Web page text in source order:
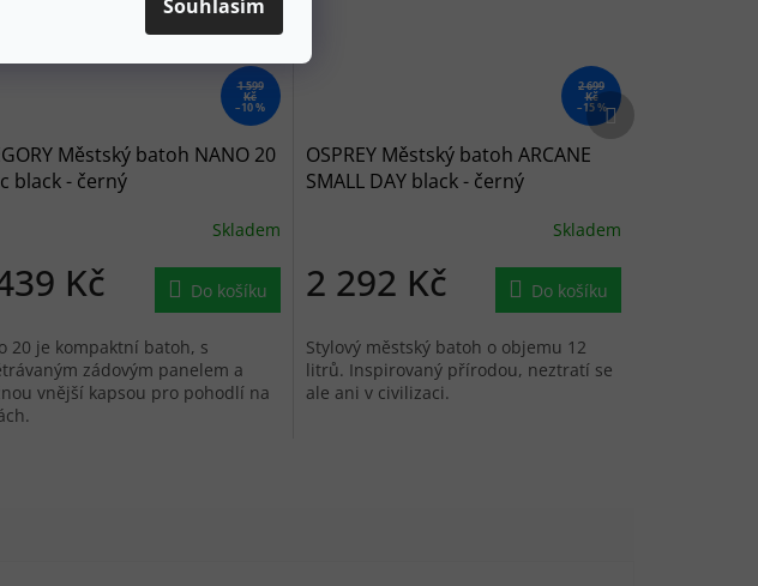
Souhlasím
1 599
Kč
–10 %
Městský batoh NANO 20
black - černý
Skladem
Kč Do košíku
20 je kompaktní batoh, s
zádovým panelem a
vnější kapsou pro pohodlí na
2 699
Kč
–15 %
OSPREY Městský batoh ARCANE
SMALL DAY black - černý
Skladem
2 292 Kč Do košíku
Stylový městský batoh o objemu 12
litrů. Inspirovaný přírodou, neztratí se
ale ani v civilizaci.
Další produkt